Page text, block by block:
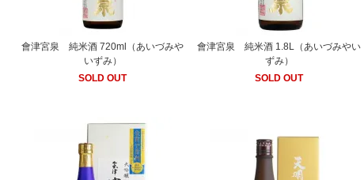
會津宮泉 純米酒 720ml（あいづみや
いずみ）
SOLD OUT
會津宮泉 純米酒 1.8L（あいづみやい
ずみ）
SOLD OUT